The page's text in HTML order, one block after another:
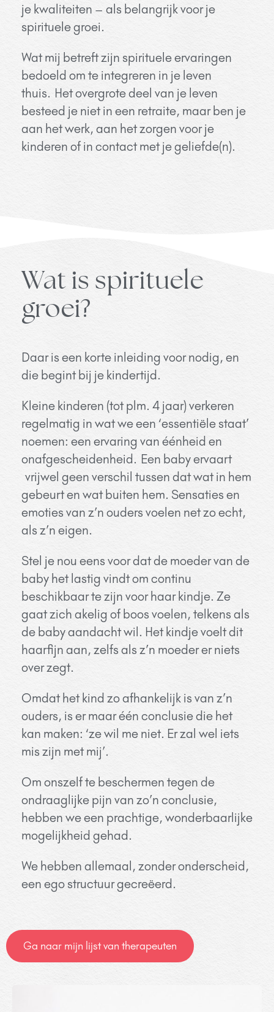
je kwaliteiten – als belangrijk voor je
spirituele groei.
Wat mij betreft zijn spirituele ervaringen
bedoeld om te integreren in je leven
thuis. Het overgrote deel van je leven
besteed je niet in een retraite, maar ben je
aan het werk, aan het zorgen voor je
kinderen of in contact met je geliefde(n).
Wat is spirituele
groei?
Daar is een korte inleiding voor nodig, en
die begint bij je kindertijd.
Kleine kinderen (tot plm. 4 jaar) verkeren
regelmatig in wat we een ‘essentiële staat’
noemen: een ervaring van éénheid en
onafgescheidenheid. Een baby ervaart
vrijwel geen verschil tussen dat wat in hem
gebeurt en wat buiten hem. Sensaties en
emoties van z’n ouders voelen net zo echt,
als z’n eigen.
Stel je nou eens voor dat de moeder van de
baby het lastig vindt om continu
beschikbaar te zijn voor haar kindje. Ze
gaat zich akelig of boos voelen, telkens als
de baby aandacht wil. Het kindje voelt dit
haarfijn aan, zelfs als z’n moeder er niets
over zegt.
Omdat het kind zo afhankelijk is van z’n
ouders, is er maar één conclusie die het
kan maken: ‘ze wil me niet. Er zal wel iets
mis zijn met mij’.
Om onszelf te beschermen tegen de
ondraaglijke pijn van zo’n conclusie,
hebben we een prachtige, wonderbaarlijke
mogelijkheid gehad.
We hebben allemaal, zonder onderscheid,
een ego structuur gecreëerd.
Ga naar mijn lijst van therapeuten